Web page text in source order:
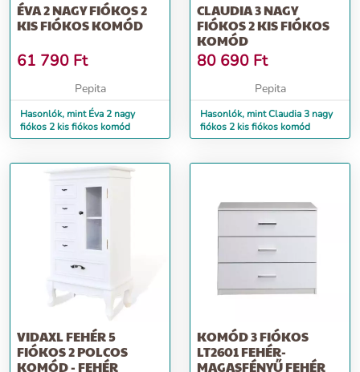
ÉVA 2 NAGY FIÓKOS 2
KIS FIÓKOS KOMÓD
61 790 Ft
Pepita
Hasonlók, mint Éva 2 nagy
fiókos 2 kis fiókos komód
CLAUDIA 3 NAGY
FIÓKOS 2 KIS FIÓKOS
KOMÓD
80 690 Ft
Pepita
Hasonlók, mint Claudia 3 nagy
fiókos 2 kis fiókos komód
VIDAXL FEHÉR 5
FIÓKOS 2 POLCOS
KOMÓD - FEHÉR
KOMÓD 3 FIÓKOS
LT2601 FEHÉR-
MAGASFÉNYŰ FEHÉR